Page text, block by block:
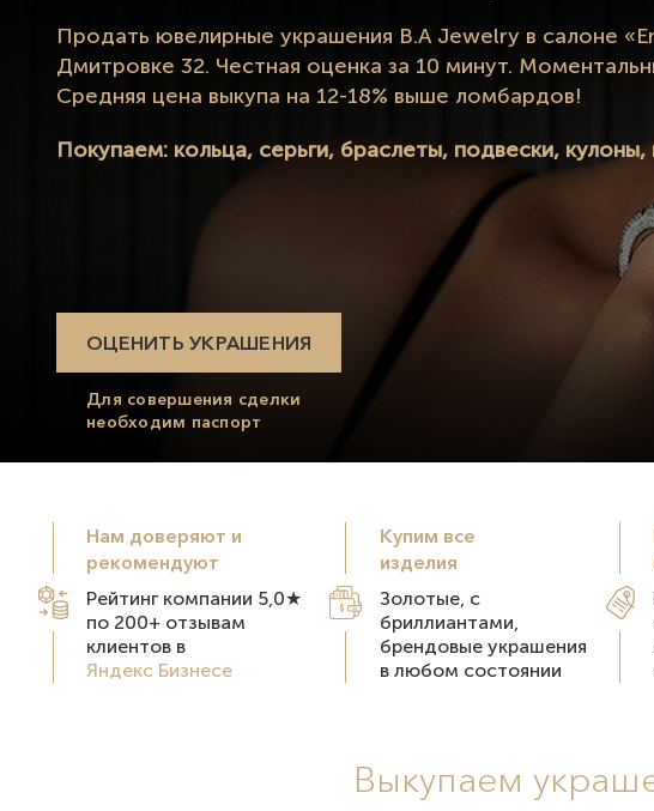
Продать ювелирные украшения B.A Jewelry в салоне
Дмитровке 32. Честная оценка за 10 минут.
Средняя цена выкупа на 12-18% выше ломбардов!
Покупаем: кольца, серьги, браслеты, подвески, кулоны,
ОЦЕНИТЬ УКРАШЕНИЯ
Для совершения сделки
необходим паспорт
Нам доверяют и
рекомендуют
Рейтинг компании 5,0★
по 200+ отзывам
клиентов в
Яндекс Бизнесе
Купим все
изделия
Золотые, с
бриллиантами,
брендовые украшения
в любом состоянии
Выкупаем